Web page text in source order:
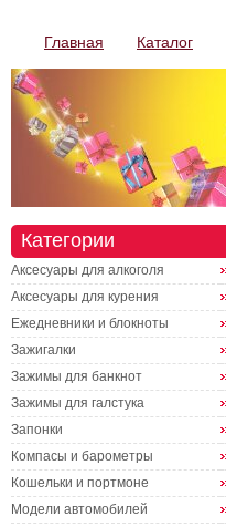
Главная Каталог
Категории
Аксесуары для алкоголя
Аксесуары для курения
Ежедневники и блокноты
Зажигалки
Зажимы для банкнот
Зажимы для галстука
Запонки
Компасы и барометры
Кошельки и портмоне
Модели автомобилей